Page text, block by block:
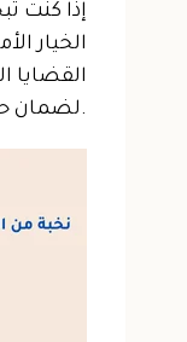
إذا كنت
الخيار
القضايا
لضمان حماية حقوق عملائهم وتحقيق العدالة.